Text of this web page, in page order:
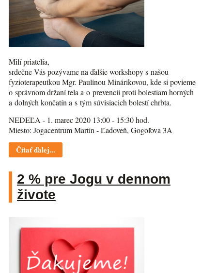
Milí priatelia,
srdečne Vás pozývame na ďalšie workshopy s našou
fyzioterapeutkou Mgr. Paulínou Minárikovou, kde si povieme
o správnom držaní tela a o prevencii proti bolestiam horných
a dolných končatín a s tým súvisiacich bolestí chrbta.
NEDEĽA - 1. marec 2020 13:00 - 15:30 hod.
Miesto: Jogacentrum Martin - Ľadoveň, Gogoľova 3A
Čítať ďalej...
2 % pre Jogu v dennom
živote